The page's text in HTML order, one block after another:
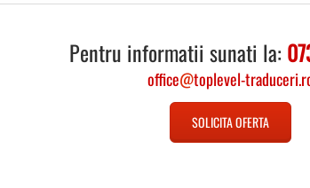
Pentru informatii sunati la:
office@toplevel-
SOLICITA OFERTA